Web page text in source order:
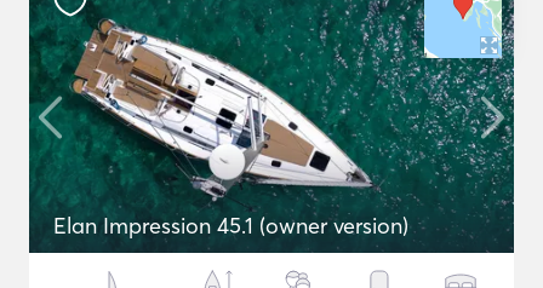
Elan Impression 45.1 (owner version)